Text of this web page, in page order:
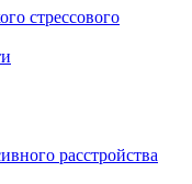
стрессового
расстройства